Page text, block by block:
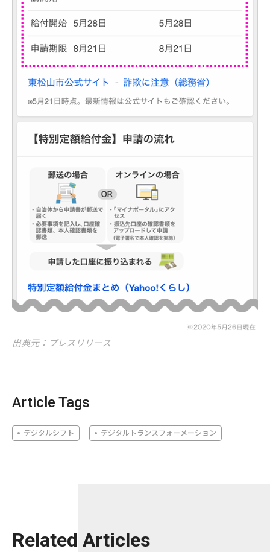
出典元：プレスリリース
Article Tags
デジタルシフト デジタルトランスフォーメーション
Related Articles